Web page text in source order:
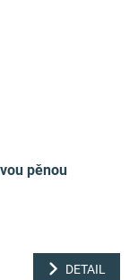
pěnou
DETAIL